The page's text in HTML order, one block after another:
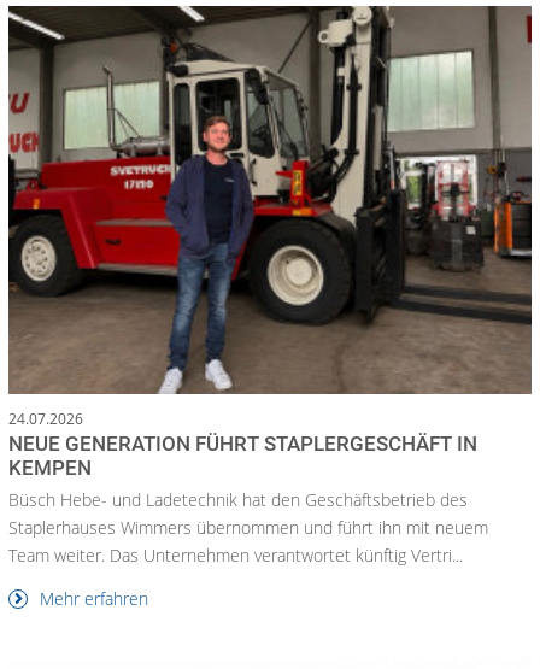
24.07.2026
NEUE GENERATION FÜHRT STAPLERGESCHÄFT IN
KEMPEN
Büsch Hebe- und Ladetechnik hat den Geschäftsbetrieb des
Staplerhauses Wimmers übernommen und führt ihn mit neuem
Team weiter. Das Unternehmen verantwortet künftig Vertri...
Mehr erfahren